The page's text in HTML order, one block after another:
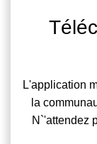
L'application
la
N`'attendez